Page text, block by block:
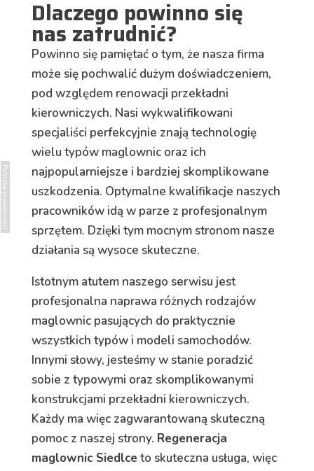
Dlaczego powinno się
nas zatrudnić?
Powinno się pamiętać o tym, że nasza firma
może się pochwalić dużym doświadczeniem,
pod względem renowacji przekładni
kierowniczych. Nasi wykwalifikowani
specjaliści perfekcyjnie znają technologię
wielu typów maglownic oraz ich
najpopularniejsze i bardziej skomplikowane
uszkodzenia. Optymalne kwalifikacje naszych
pracowników idą w parze z profesjonalnym
sprzętem. Dzięki tym mocnym stronom nasze
działania są wysoce skuteczne.
Istotnym atutem naszego serwisu jest
profesjonalna naprawa różnych rodzajów
maglownic pasujących do praktycznie
wszystkich typów i modeli samochodów.
Innymi słowy, jesteśmy w stanie poradzić
sobie z typowymi oraz skomplikowanymi
konstrukcjami przekładni kierowniczych.
Każdy ma więc zagwarantowaną skuteczną
pomoc z naszej strony. Regeneracja
maglownic Siedlce to skuteczna usługa, więc
Polityka prywatności